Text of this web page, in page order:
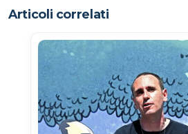
Articoli correlati